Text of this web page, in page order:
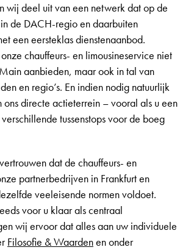
wij deel uit van een netwerk dat op de
de DACH-regio en daarbuiten
een eersteklas dienstenaanbod.
chauffeurs- en limousineservice niet
aanbieden, maar ook in tal van
en regio’s. En indien nodig natuurlijk
directe actieterrein – vooral als u een
tussenstops voor de boeg
dat de chauffeurs- en
partnerbedrijven in Frankfurt en
veeleisende normen voldoet.
voor u klaar als centraal
wij ervoor dat alles aan uw individuele
Filosofie & Waardenen onder